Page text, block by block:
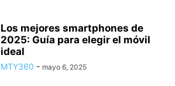
Los mejores smartphones de
2025: Guía para elegir el móvil
ideal
MTY360 - mayo 6, 2025